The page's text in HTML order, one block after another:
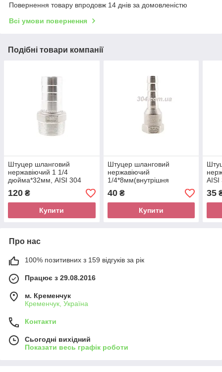
Повернення товару впродовж 14 днів за домовленістю
Всі умови повернення
Подібні товари компанії
Штуцер шланговий
нержавіючий 1 1/4
дюйма*32мм, AISI 304
120 ₴
Купити
Штуцер шланговий
нержавіючий
1/4*8мм(внутрішня
різьба), AISI 304
40₴
Купити
AISI
35
Про нас
100% позитивних з 159 відгуків за рік
Працює з 29.08.2016
м. Кременчук
Кременчук, Україна
Контакти
Сьогодні вихідний
Показати весь графік роботи